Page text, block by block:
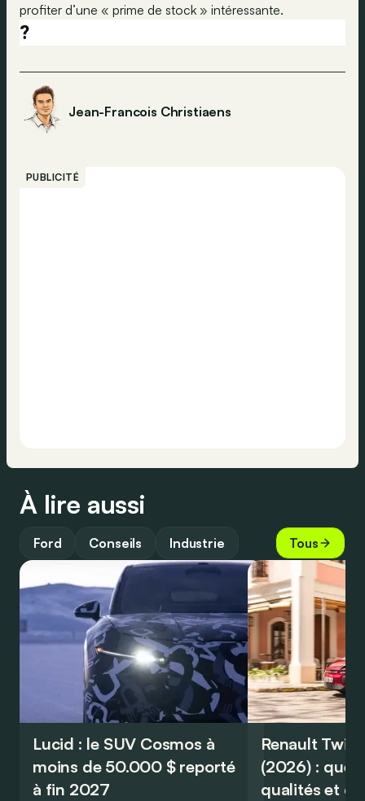
profiter d’une « prime de stock » intéressante.
?
Jean-Francois Christiaens
PUBLICITÉ
À lire aussi
Ford Conseils Industrie Tous
Lucid : le SUV Cosmos à
moins de 50.000 $ reporté
à fin 2027
Renault
(2026) :
qualités et